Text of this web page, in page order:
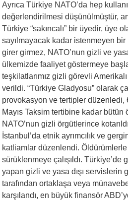
Ayrıca Türkiye NATO’da hep
değerlendirilmesi düşünülmüştür,
Türkiye “sakıncalı” bir üyedir, üye
sayılmayacak kadar istenmeyen bir
girer girmez, NATO’nun gizli ve
ülkemizde faaliyet göstermeye
teşkilatlarımız gizli görevli
verildi. “Türkiye Gladyosu” olarak
provokasyon ve tertipler düzenledi,
Mayıs Taksim tertibine kadar
NATO’nun gizli örgütlerince
İstanbul’da etnik ayrımcılık ve
katliamlar düzenlendi.
sürüklenmeye çalışıldı. Türkiye’de
yapan gizli ve yasa dışı servislerin
tarafından ortaklaşa veya
karşılandı, en büyük finansör